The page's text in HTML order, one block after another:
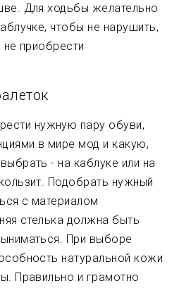
Для ходьбы желательно
чтобы не нарушить,
приобрести
нужную пару обуви,
в мире мод и какую,
- на каблуке или на
Подобрать нужный
с материалом
стелька должна быть
При выборе
натуральной кожи
Правильно и грамотно